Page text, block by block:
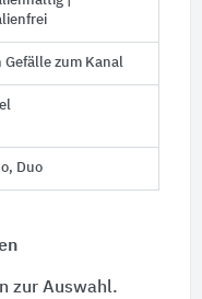
Gefälle zum Kanal
Duo
zur Auswahl.